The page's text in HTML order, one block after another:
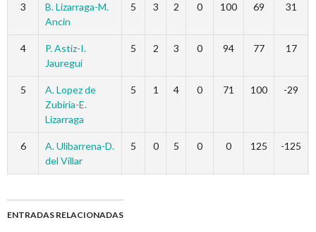
3
B. Lizarraga-M.
Ancin
5 3 2 0 100 69 31
4
P. Astiz-I.
Jauregui
5 2 3 0 94 77 17
5
A. Lopez de
Zubiria-E.
Lizarraga
5 1 4 0 71 100 -29
6
A. Ulibarrena-D.
del Villar
5 0 5 0 0 125 -125
ENTRADAS RELACIONADAS